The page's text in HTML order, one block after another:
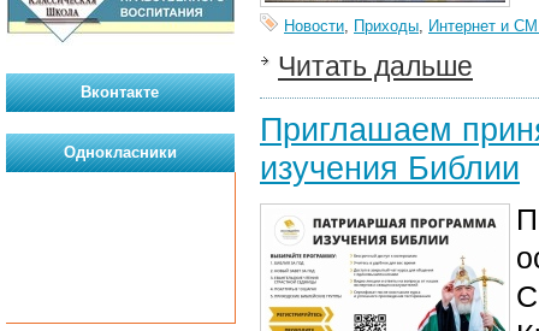
Новости, Приходы, Интернет и
Читать дальше
Приглашаем
изучения Библии
Вконтакте
Однокласники